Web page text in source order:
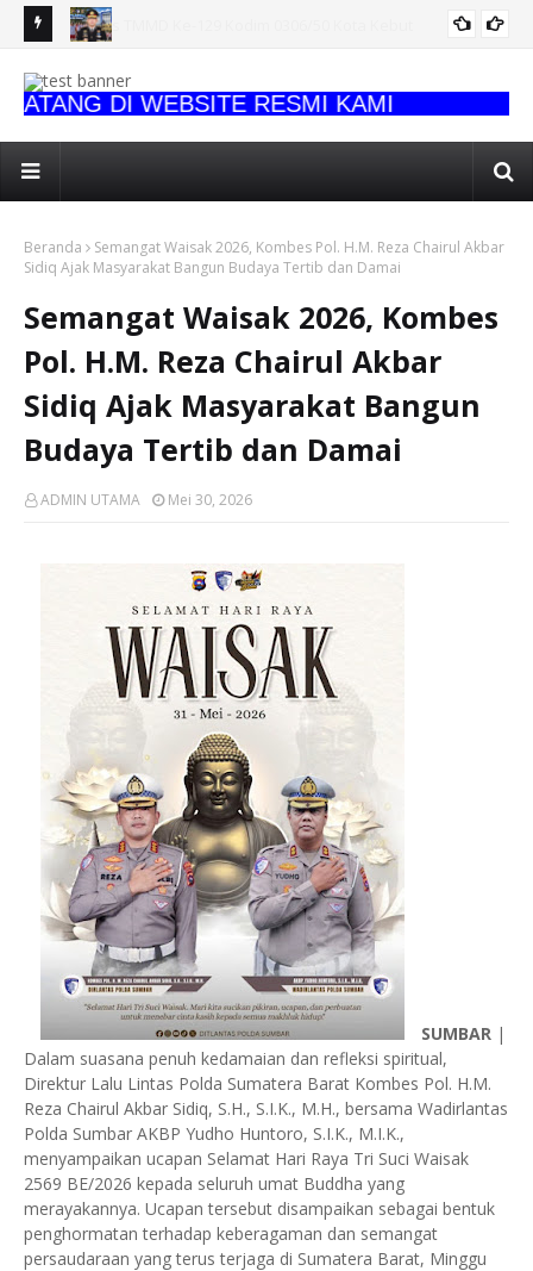
dan Fisik Personel Ditlantas
DI WEBSITE RESMI KAMI
Beranda
Semangat Waisak 2026, Kombes Pol. H.M. Reza Chairul Akbar
Sidiq Ajak Masyarakat Bangun Budaya Tertib dan Damai
Semangat Waisak 2026, Kombes
Pol. H.M. Reza Chairul Akbar
Sidiq Ajak Masyarakat Bangun
Budaya Tertib dan Damai
ADMIN UTAMA Mei 30, 2026
SUMBAR |
Dalam suasana penuh kedamaian dan refleksi spiritual,
Direktur Lalu Lintas Polda Sumatera Barat Kombes Pol. H.M.
Reza Chairul Akbar Sidiq, S.H., S.I.K., M.H., bersama Wadirlantas
Polda Sumbar AKBP Yudho Huntoro, S.I.K., M.I.K.,
menyampaikan ucapan Selamat Hari Raya Tri Suci Waisak
2569 BE/2026 kepada seluruh umat Buddha yang
merayakannya. Ucapan tersebut disampaikan sebagai bentuk
penghormatan terhadap keberagaman dan semangat
persaudaraan yang terus terjaga di Sumatera Barat, Minggu